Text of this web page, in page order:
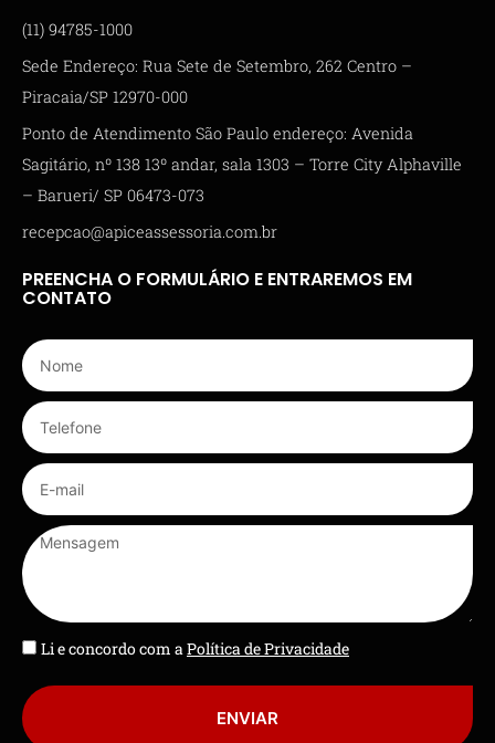
(11) 94785-1000
Sede Endereço: Rua Sete de Setembro, 262 Centro –
Piracaia/SP 12970-000
Ponto de Atendimento São Paulo endereço: Avenida
Sagitário, nº 138 13º andar, sala 1303 – Torre City Alphaville
– Barueri/ SP 06473-073
recepcao@apiceassessoria.com.br
PREENCHA O FORMULÁRIO E ENTRAREMOS EM
CONTATO
Li e concordo com aPolítica de Privacidade
ENVIAR